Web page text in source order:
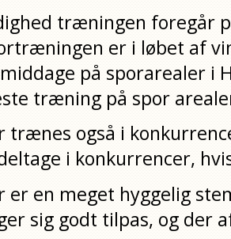
træningen foregår
er i løbet af
på sporarealer i
træning på spor
trænes også i
i konkurrencer,
er en meget hyggelig
sig godt tilpas, og der